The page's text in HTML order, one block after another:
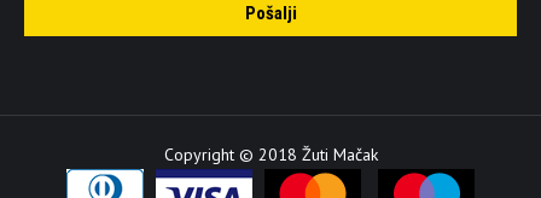
Copyright © 2018 Žuti Mačak